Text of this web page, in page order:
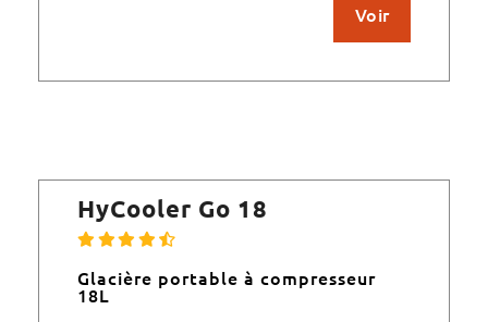
Voir
HyCooler Go 18
Glacière portable à compresseur
18L